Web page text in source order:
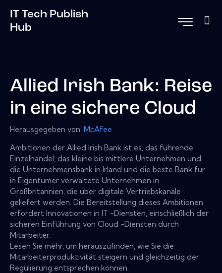
IT Tech Publish
Hub
Allied Irish Bank: Reise
in eine sichere Cloud
Herausgegeben von: McAfee
Ambitionen der Allied Irish Bank ist es, das führende
Einzelhandel, das kleine bis mittlere Unternehmen und
die Unternehmensbank in Irland und die beste Bank für
in Eigentümer verwaltete Unternehmen in
Großbritannien, die über digitale Vertriebskanäle
geliefert werden. Die Bereitstellung dieses Ambitionen
erfordert Innovationen in IT -Diensten, einschließlich der
sicheren Einführung von Cloud -Diensten durch
Mitarbeiter.
Lesen Sie mehr, um herauszufinden, wie Sie die
Mitarbeiterproduktivität steigern und gleichzeitig der
Regulierung entsprechen können.